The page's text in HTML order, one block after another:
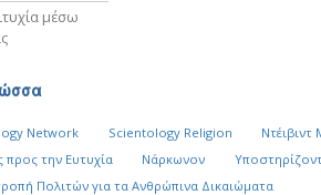
μέσω
Network Scientology Religion Ντέιβιντ
την Ευτυχία Νάρκωνον
Πολιτών για τα Ανθρώπινα Δικαιώματα